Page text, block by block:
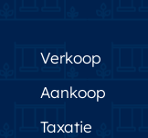
Verkoop
Aankoop
Taxatie